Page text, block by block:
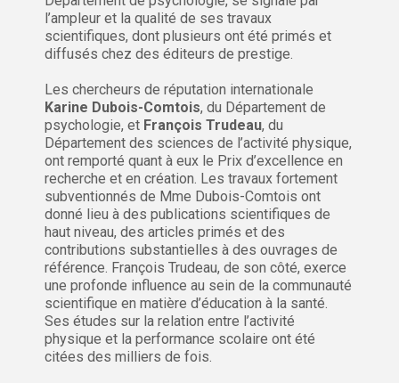
l’ampleur et la qualité de ses travaux
scientifiques, dont plusieurs ont été primés et
diffusés chez des éditeurs de prestige.
Les chercheurs de réputation internationale
Karine Dubois-Comtois, du Département de
psychologie, et François Trudeau, du
Département des sciences de l’activité physique,
ont remporté quant à eux le Prix d’excellence en
recherche et en création. Les travaux fortement
subventionnés de Mme Dubois-Comtois ont
donné lieu à des publications scientifiques de
haut niveau, des articles primés et des
contributions substantielles à des ouvrages de
référence. François Trudeau, de son côté, exerce
une profonde influence au sein de la communauté
scientifique en matière d’éducation à la santé.
Ses études sur la relation entre l’activité
physique et la performance scolaire ont été
citées des milliers de fois.